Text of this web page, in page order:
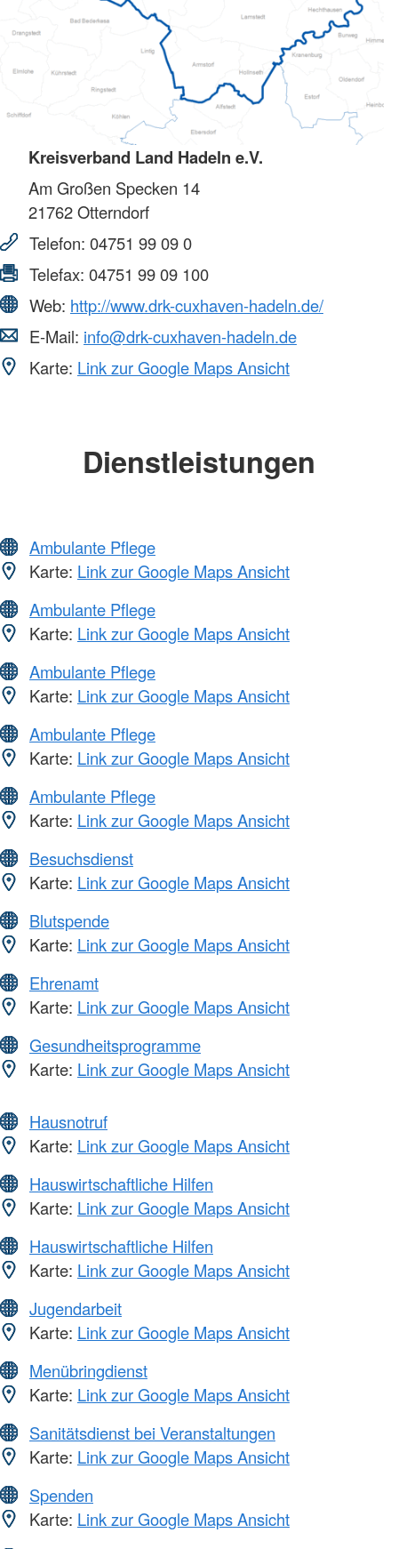
Kreisverband Land Hadeln e.V.
Am Großen Specken 14
21762Otterndorf
Telefon: 04751 99 09 0
Telefax: 04751 99 09 100
Web: http://www.drk-cuxhaven-hadeln.de/
E-Mail: info@drk-cuxhaven-hadeln.de
Karte: Link zur Google Maps Ansicht
Dienstleistungen
Ambulante Pflege
Karte: Link zur Google Maps Ansicht
Ambulante Pflege
Karte: Link zur Google Maps Ansicht
Ambulante Pflege
Karte: Link zur Google Maps Ansicht
Ambulante Pflege
Karte: Link zur Google Maps Ansicht
Ambulante Pflege
Karte: Link zur Google Maps Ansicht
Besuchsdienst
Karte: Link zur Google Maps Ansicht
Blutspende
Karte: Link zur Google Maps Ansicht
Ehrenamt
Karte: Link zur Google Maps Ansicht
Gesundheitsprogramme
Karte: Link zur Google Maps Ansicht
Hausnotruf
Karte: Link zur Google Maps Ansicht
Hauswirtschaftliche Hilfen
Karte: Link zur Google Maps Ansicht
Hauswirtschaftliche Hilfen
Karte: Link zur Google Maps Ansicht
Jugendarbeit
Karte: Link zur Google Maps Ansicht
Menübringdienst
Karte: Link zur Google Maps Ansicht
Sanitätsdienst bei Veranstaltungen
Karte: Link zur Google Maps Ansicht
Spenden
Karte: Link zur Google Maps Ansicht